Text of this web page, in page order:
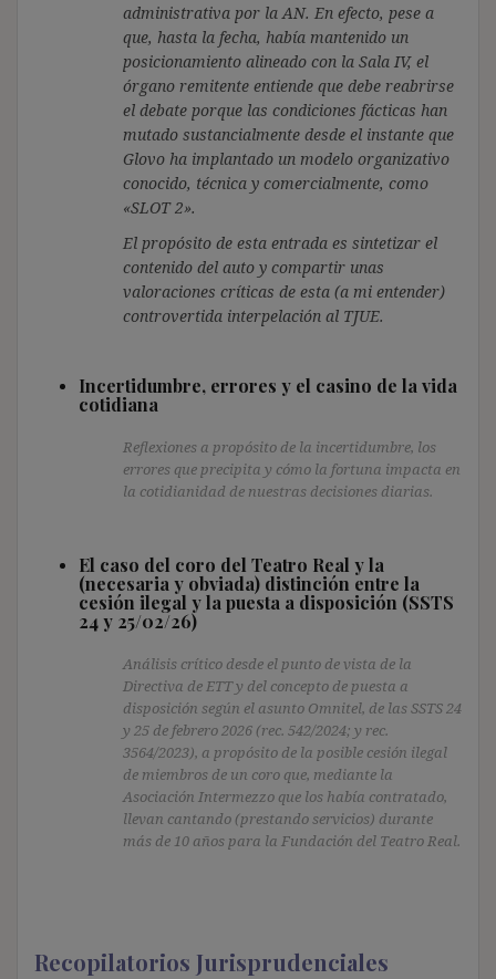
administrativa por la AN. En efecto, pese a
que, hasta la fecha, había mantenido un
posicionamiento alineado con la Sala IV, el
órgano remitente entiende que debe reabrirse
el debate porque las condiciones fácticas han
mutado sustancialmente desde el instante que
Glovo ha implantado un modelo organizativo
conocido, técnica y comercialmente, como
«SLOT 2».
El propósito de esta entrada es sintetizar el
contenido del auto y compartir unas
valoraciones críticas de esta (a mi entender)
controvertida interpelación al TJUE.
Incertidumbre, errores y el casino de la vida
cotidiana
Reflexiones a propósito de la incertidumbre, los
errores que precipita y cómo la fortuna impacta en
la cotidianidad de nuestras decisiones diarias.
El caso del coro del Teatro Real y la
(necesaria y obviada) distinción entre la
cesión ilegal y la puesta a disposición (SSTS
24 y 25/02/26)
Análisis crítico desde el punto de vista de la
Directiva de ETT y del concepto de puesta a
disposición según el asunto Omnitel, de las SSTS 24
y 25 de febrero 2026 (rec. 542/2024; y rec.
3564/2023), a propósito de la posible cesión ilegal
de miembros de un coro que, mediante la
Asociación Intermezzo que los había contratado,
llevan cantando (prestando servicios) durante
más de 10 años para la Fundación del Teatro Real.
Recopilatorios Jurisprudenciales